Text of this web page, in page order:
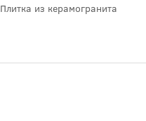
Плитка из керамогранита